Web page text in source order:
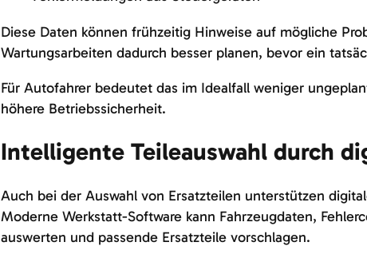
Diese Daten können frühzeitig Hinweise auf mögliche
Wartungsarbeiten dadurch besser planen, bevor ein
Für Autofahrer bedeutet das im Idealfall weniger
höhere Betriebssicherheit.
Intelligente Teileauswahl durch
Auch bei der Auswahl von Ersatzteilen unterstützen
Moderne Werkstatt-Software kann Fahrzeugdaten,
auswerten und passende Ersatzteile vorschlagen.